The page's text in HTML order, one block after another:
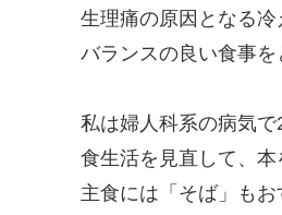
生理痛の原因となる冷
バランスの良い食事を
私は婦人科系の病気で
食生活を見直して、本
主食には「そば」もお